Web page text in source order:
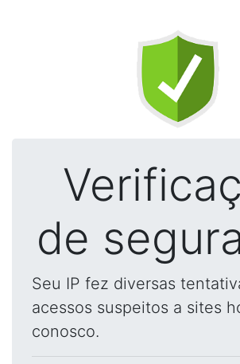
de
Seu IP fez diversas
acessos suspeitos a sites
conosco.